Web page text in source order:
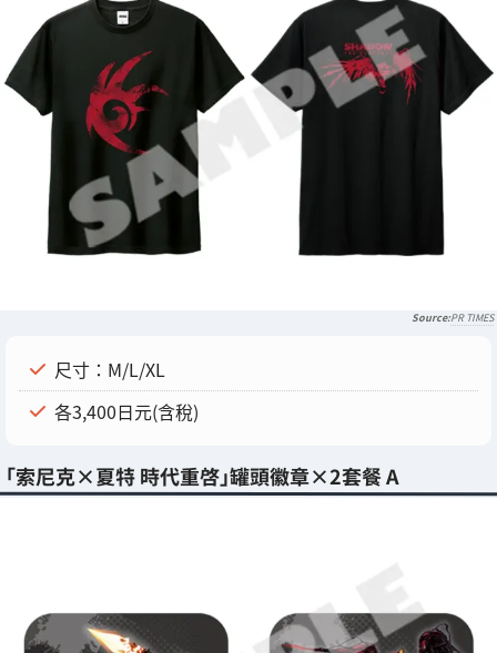
PR TIMES
尺寸：M/L/XL
各3,400日元(含稅)
「索尼克×夏特 時代重啓」罐頭徽章×2套餐 A